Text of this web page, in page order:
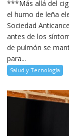
***Más allá del
el humo de leña
Sociedad
antes de los
de pulmón se
para...
Salud y Tecnología